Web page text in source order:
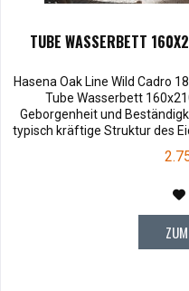
TUBE WASSERBETT
Hasena Oak Line Wild Cadro
Tube Wasserbett
Geborgenheit und
typisch kräftige Struktur des
separaten Fuss- und
starke und behagliche